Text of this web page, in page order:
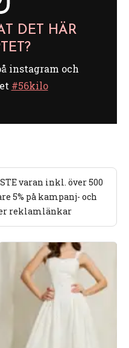
DET HÄR
instagram och
#56kilo
varan inkl. över 500
5% på kampanj- och
reklamlänkar